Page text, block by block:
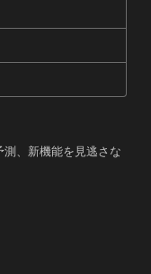
、新機能を見逃さな